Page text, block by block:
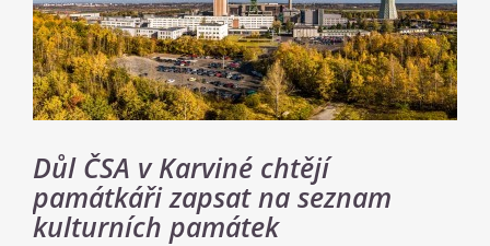
Důl ČSA v Karviné chtějí
památkáři zapsat na seznam
kulturních památek